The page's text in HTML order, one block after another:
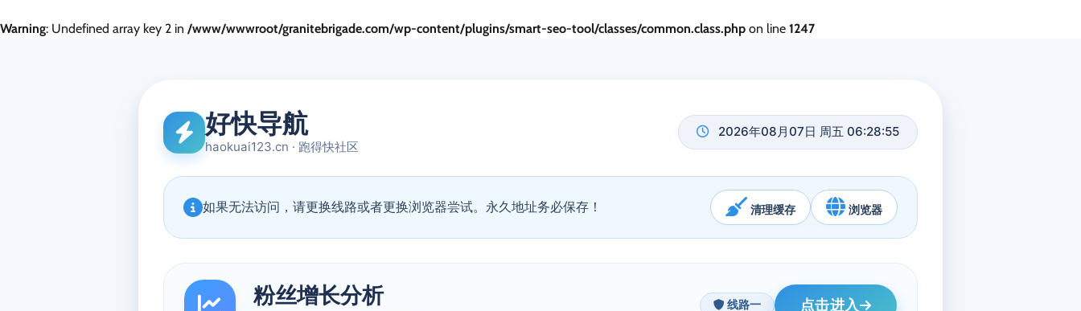
Warning: Undefined array key 2 in /www/wwwroot/granitebrigade.com/wp-content/plugins/smart-seo-tool/classes/common.class.php on line 1247